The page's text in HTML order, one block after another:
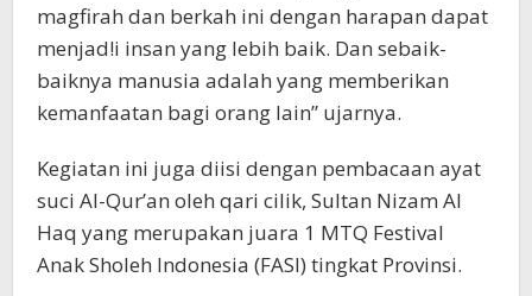
magfirah dan berkah ini dengan harapan dapat
menjad!i insan yang lebih baik. Dan sebaik-
baiknya manusia adalah yang memberikan
kemanfaatan bagi orang lain” ujarnya.
Kegiatan ini juga diisi dengan pembacaan ayat
suci Al-Qur’an oleh qari cilik, Sultan Nizam Al
Haq yang merupakan juara 1 MTQ Festival
Anak Sholeh Indonesia (FASI) tingkat Provinsi.